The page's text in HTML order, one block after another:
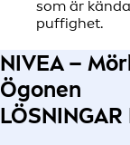
som är
puffighet.
NIVEA –
Ögonen